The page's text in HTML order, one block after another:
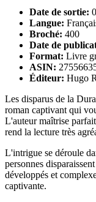
Date de sortie:
Langue:
Broché: 400
Date de
Format: Livre
ASIN:
Éditeur: Hugo
Les disparus de la
roman captivant qui
L'auteur maîtrise
rend la lecture très
L'intrigue se déroule
personnes
développés et
captivante.